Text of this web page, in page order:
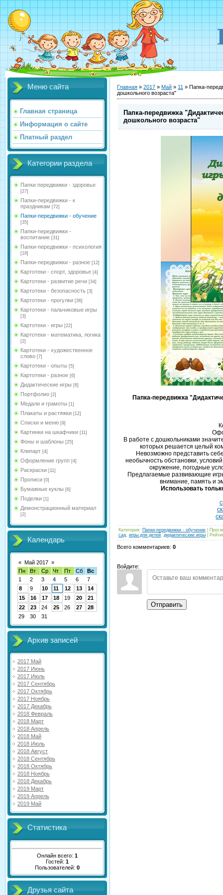
Меню сайта
Главная страница
Информация о сайте
Платный раздел
Категории раздела
Папки передвижки - здоровье
[27]
Папки-передвижки - к
праздникам [72]
Папки-передвижки - обучение
[35]
Папки-передвижки -
воспитание [31]
Папки-передвижки - психология
[18]
Папки-передвижки - разное [12]
Картотеки - спорт, здоровье [4]
Картотеки - развитие речи [34]
Картотеки - безопасность [3]
Картотеки - прогулки [36]
Картотеки - пальчиковые игры
[3]
Картотеки - игры [22]
Картотеки - математика, логика
[2]
Картотеки - художественное
слово [7]
Картотеки - опыты [5]
Картотеки - разное [6]
Дидактические игры [6]
Портфолио [2]
Медали и грамоты [1]
Плакаты и растяжки [12]
Списки и меню [9]
Картинки на шкафчики [11]
Фоны и шаблоны [25]
Клипарт [4]
Оформление групп [4]
Раскраски [11]
Прописи [0]
Бумажные куклы [6]
Поделки [1]
Демонстрационный материал
[2]
Календарь
« Май 2017 »
Пн
Вт Ср Чт Пт Сб
Вс
1
2 3 4 5 6
7
8
9 10 11 12 13
14
15
16 17 18 19 20
21
22
23 24 25 26 27
28
29
30 31
Архив записей
2017 Май
2017 Июнь
2017 Июль
2017 Сентябрь
2017 Октябрь
2017 Ноябрь
2017 Декабрь
2018 Февраль
2018 Март
2018 Апрель
2018 Май
2018 Июль
2018 Август
2018 Сентябрь
2018 Октябрь
2018 Ноябрь
2018 Декабрь
2019 Март
2019 Апрель
2019 Май
Статистика
Онлайн всего: 1
Гостей: 1
Пользователей: 0
Друзья сайта
Главная » 2017 » Май » 11 » Папка-
дошкольного возраста"
Папка-передвижка
дошкольного возраста"
Папка-передвижка
В работе с дошкольниками
которых решается целый
Невозможно представить
необычность обстановки,
окружение, погодные
Предлагаемые развивающие
внимание, память и
Использовать
Категория: Папки-передвижки - обучение
сад, игры для детей, дидактические игры
Всего комментариев: 0
Войдите:
Отправить